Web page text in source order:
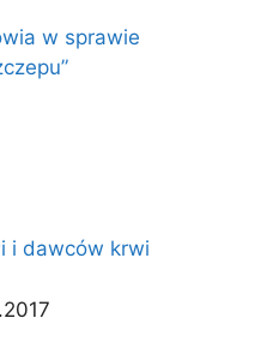
w sprawie
i dawców krwi